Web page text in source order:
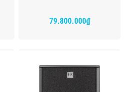
79.800.000₫